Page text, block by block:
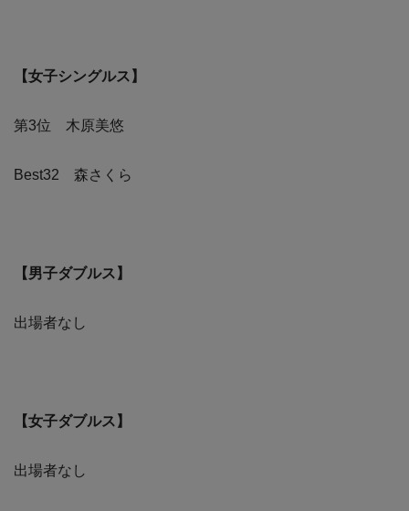
【女子シングルス】
第3位 木原美悠
Best32 森さくら
【男子ダブルス】
出場者なし
【女子ダブルス】
出場者なし